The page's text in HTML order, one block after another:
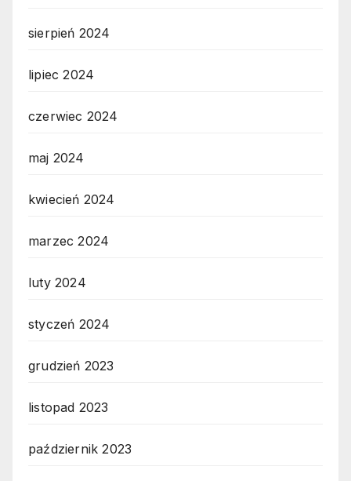
sierpień 2024
lipiec 2024
czerwiec 2024
maj 2024
kwiecień 2024
marzec 2024
luty 2024
styczeń 2024
grudzień 2023
listopad 2023
październik 2023